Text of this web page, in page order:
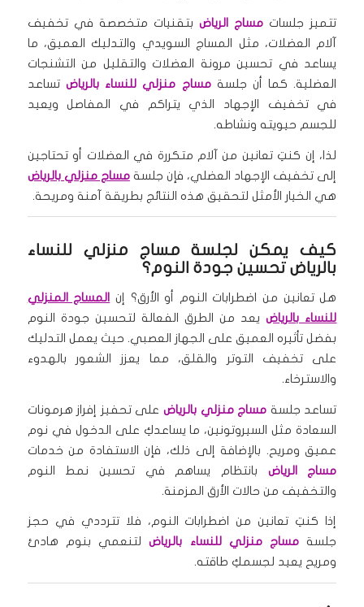
تتميز جلسات مساج الرياضبتقنيات متخصصة في تخفيف
آلام العضلات، مثل المساج السويدي والتدليك العميق، ما
يساعد في تحسين مرونة العضلات والتقليل من التشنجات
العضلية. كما أن جلسةمساج منزلي للنساء بالرياض تساعد
في تخفيف الإجهاد الذي يتراكم في المفاصل ويعيد
للجسم حيويته ونشاطه.
لذا، إن كنتِ تعانين من آلام متكررة في العضلات أو تحتاجين
إلى تخفيف الإجهاد العضلي، فإن جلسةمساج منزلي بالرياض
هي الخيار الأمثل لتحقيق هذه النتائج بطريقة آمنة ومريحة.
كيف يمكن لجلسة مساج منزلي للنساء
بالرياض تحسين جودة النوم؟
هل تعانين من اضطرابات النوم أو الأرق؟ إن
المساج المنزلي
للنساء بالرياضيعد من الطرق الفعالة لتحسين جودة النوم
بفضل تأثيره العميق على الجهاز العصبي. حيث يعمل التدليك
على تخفيف التوتر والقلق، مما يعزز الشعور بالهدوء
والاسترخاء.
تساعد جلسة مساج منزلي بالرياضعلى تحفيز إفراز هرمونات
السعادة مثل السيروتونين، ما يساعدكِ على الدخول في نوم
عميق ومريح. بالإضافة إلى ذلك، فإن الاستفادة من خدمات
مساج الرياض بانتظام يساهم في تحسين نمط النوم
والتخفيف من حالات الأرق المزمنة.
إذا كنتِ تعانين من اضطرابات النوم، فلا تترددي في حجز
جلسة مساج منزلي للنساء بالرياضلتنعمي بنوم هادئ
ومريح يعيد لجسمكِ طاقته.